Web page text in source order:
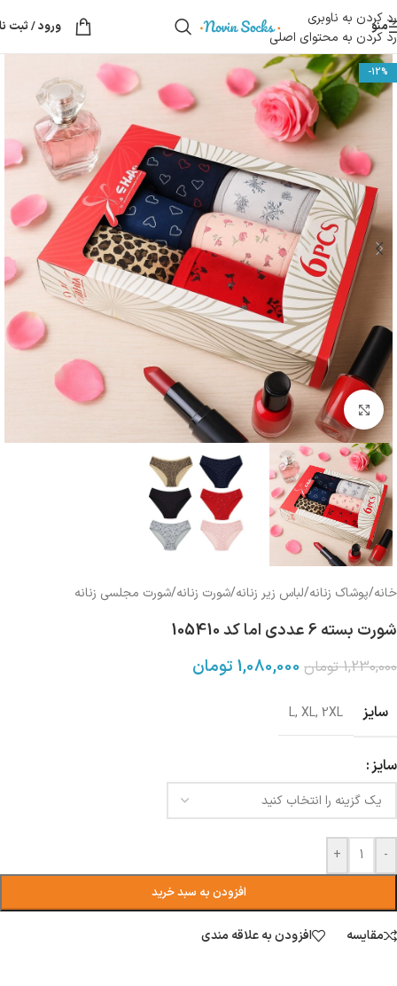
رد کردن به ناوبری
رد کردن به محتوای اصلی
منو ورود / ثبت
-12%
بزرگنمایی تصویر
خانه/پوشاک زنانه/لباس زیر زنانه/شورت زنانه/شورت مجلسی زنانه
شورت بسته 6 عددی اما کد 105410
1,230,000 تومان 1,080,000 تومان
سایز L, XL, 2XL
سایز
-
+
افزودن به سبد خرید
مقایسه افزودن به علاقه مندی